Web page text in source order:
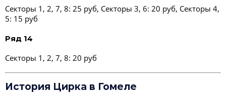
Секторы 1, 2, 7, 8: 25 руб, Секторы 3, 6: 20 руб, Секторы 4,
5: 15 руб
Ряд 14
Секторы 1, 2, 7, 8: 20 руб
История Цирка в Гомеле